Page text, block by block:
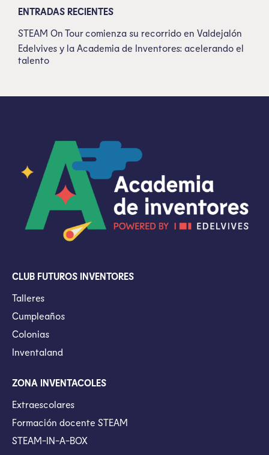
ENTRADAS RECIENTES
STEAM On Tour comienza su recorrido en Valdejalón
Edelvives y la Academia de Inventores: acelerando el
talento
CLUB FUTUROS INVENTORES
Talleres
Cumpleaños
Colonias
Inventaland
ZONA INVENTACOLES
Extraescolares
Formación docente STEAM
STEAM-IN-A-BOX